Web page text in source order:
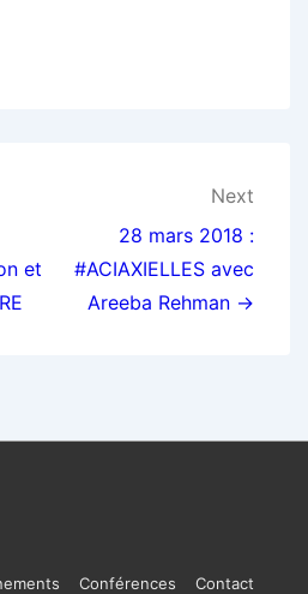
et
Next
28 mars 2018 :
#ACIAXIELLES avec
Areeba Rehman →
Conférences
Contact